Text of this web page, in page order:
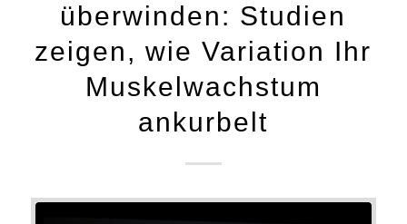
überwinden: Studien
zeigen, wie Variation Ihr
Muskelwachstum
ankurbelt